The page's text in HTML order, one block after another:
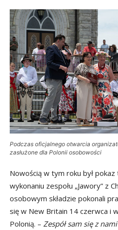
Podczas oficjalnego otwarcia
zasłużone dla Polonii osobowości
Nowością w tym roku był
wykonaniu zespołu „Jawory” z
osobowym składzie pokonali
się w New Britain 14 czerwca i
Polonią. – Zespół sam się z